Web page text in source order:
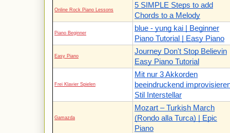
Online Rock Piano Lessons
5 SIMPLE Steps to add
Chords to a Melody
Piano Beginner
blue - yung kai | Beginner
Piano Tutorial | Easy Piano
Easy Piano
Journey Don't Stop Believin
Easy Piano Tutorial
Frei Klavier Spielen
Mit nur 3 Akkorden
beeindruckend
Stil Interstellar
Gamazda
Mozart – Turkish March
(Rondo alla Turca) | Epic
Piano